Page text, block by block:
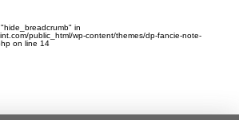
in
public_html/wp-content/themes/dp-fancie-note-
on line 14